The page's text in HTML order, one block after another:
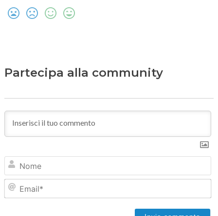
Partecipa alla community